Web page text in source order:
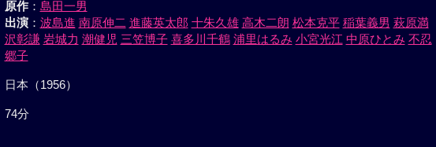
原作： 島田一男
出演： 波島進 南原伸二 進藤英太郎 十朱久雄 高木二朗 松本克平 稲葉義男 萩原満
沢彰謙 岩城力 潮健児 三笠博子 喜多川千鶴 浦里はるみ 小宮光江 中原ひとみ 不忍
郷子
日本（1956）
74分